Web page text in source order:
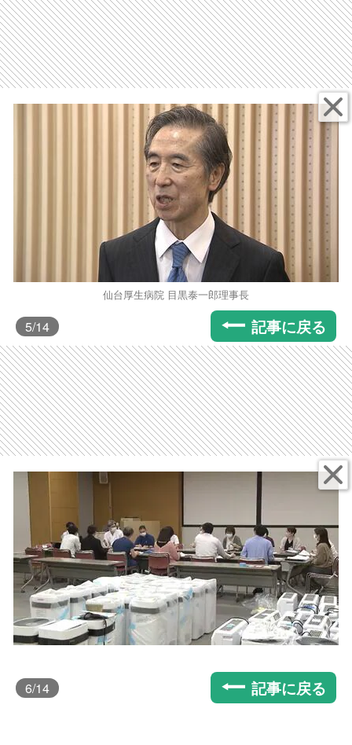
仙台厚生病院 目黒泰一郎理事長
5/14 記事に戻る
6/14 記事に戻る